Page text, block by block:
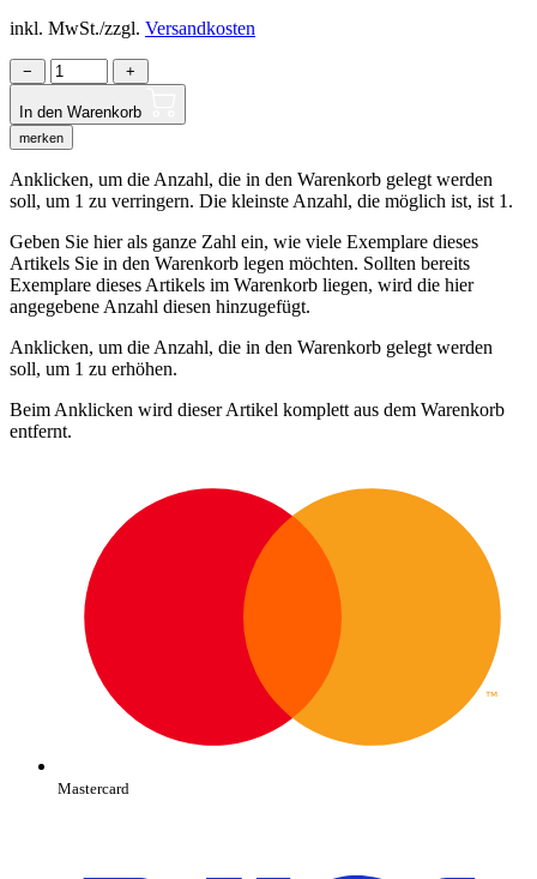
inkl. MwSt./zzgl. Versandkosten
− +
In den Warenkorb
merken
Anklicken, um die Anzahl, die in den Warenkorb gelegt werden
soll, um 1 zu verringern. Die kleinste Anzahl, die möglich ist, ist 1.
Geben Sie hier als ganze Zahl ein, wie viele Exemplare dieses
Artikels Sie in den Warenkorb legen möchten. Sollten bereits
Exemplare dieses Artikels im Warenkorb liegen, wird die hier
angegebene Anzahl diesen hinzugefügt.
Anklicken, um die Anzahl, die in den Warenkorb gelegt werden
soll, um 1 zu erhöhen.
Beim Anklicken wird dieser Artikel komplett aus dem Warenkorb
entfernt.
Mastercard